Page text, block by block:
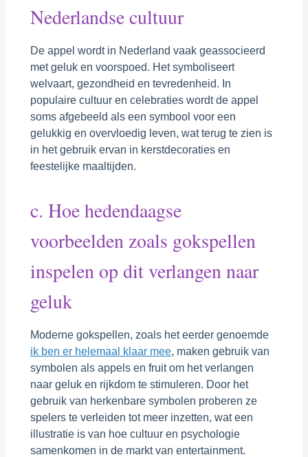
Nederlandse cultuur
De appel wordt in Nederland vaak geassocieerd
met geluk en voorspoed. Het symboliseert
welvaart, gezondheid en tevredenheid. In
populaire cultuur en celebraties wordt de appel
soms afgebeeld als een symbool voor een
gelukkig en overvloedig leven, wat terug te zien is
in het gebruik ervan in kerstdecoraties en
feestelijke maaltijden.
c. Hoe hedendaagse
voorbeelden zoals gokspellen
inspelen op dit verlangen naar
geluk
Moderne gokspellen, zoals het eerder genoemde
ik ben er helemaal klaar mee, maken gebruik van
symbolen als appels en fruit om het verlangen
naar geluk en rijkdom te stimuleren. Door het
gebruik van herkenbare symbolen proberen ze
spelers te verleiden tot meer inzetten, wat een
illustratie is van hoe cultuur en psychologie
samenkomen in de markt van entertainment.